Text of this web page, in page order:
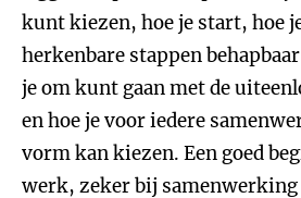
kunt kiezen, hoe je start, hoe
herkenbare stappen
je om kunt gaan met de
en hoe je voor iedere
vorm kan kiezen. Een goed
werk, zeker bij